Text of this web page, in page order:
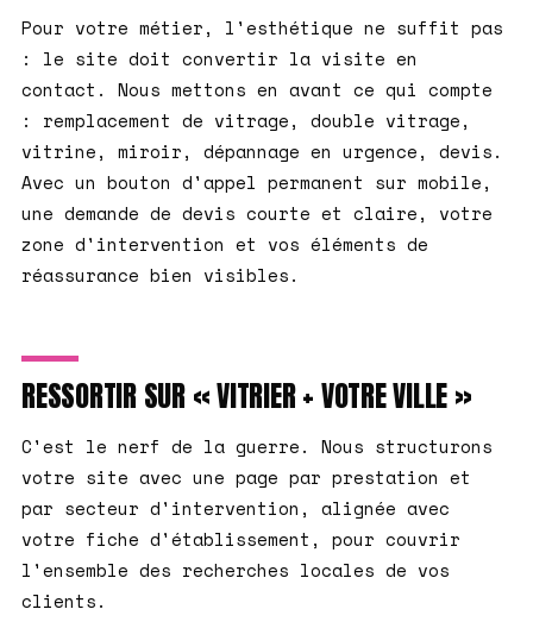
Pour votre métier, l'esthétique ne suffit pas
: le site doit convertir la visite en
contact. Nous mettons en avant ce qui compte
: remplacement de vitrage, double vitrage,
vitrine, miroir, dépannage en urgence, devis.
Avec un bouton d'appel permanent sur mobile,
une demande de devis courte et claire, votre
zone d'intervention et vos éléments de
réassurance bien visibles.
RESSORTIR SUR « VITRIER + VOTRE VILLE »
C'est le nerf de la guerre. Nous structurons
votre site avec une page par prestation et
par secteur d'intervention, alignée avec
votre fiche d'établissement, pour couvrir
l'ensemble des recherches locales de vos
clients.